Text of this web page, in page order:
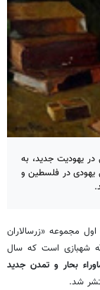
در یهودیت جدید، به
یهودی در فلسطین و
مجموعه «زرسالاران
شهبازی است که سال
بحار و تمدن جدید
شد.